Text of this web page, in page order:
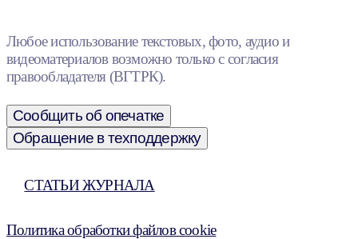
Любое использование текстовых, фото, аудио и
видеоматериалов возможно только с согласия
правообладателя (ВГТРК).
Сообщить об опечатке
Обращение в техподдержку
СТАТЬИ ЖУРНАЛА
Политика обработки файлов cookie